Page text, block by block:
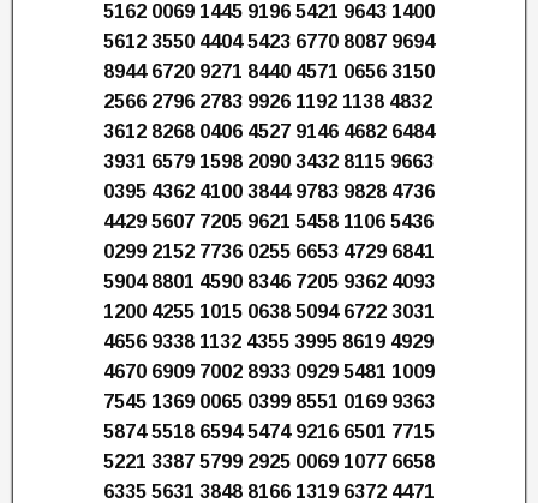
5162 0069 1445 9196 5421 9643 1400
5612 3550 4404 5423 6770 8087 9694
8944 6720 9271 8440 4571 0656 3150
2566 2796 2783 9926 1192 1138 4832
3612 8268 0406 4527 9146 4682 6484
3931 6579 1598 2090 3432 8115 9663
0395 4362 4100 3844 9783 9828 4736
4429 5607 7205 9621 5458 1106 5436
0299 2152 7736 0255 6653 4729 6841
5904 8801 4590 8346 7205 9362 4093
1200 4255 1015 0638 5094 6722 3031
4656 9338 1132 4355 3995 8619 4929
4670 6909 7002 8933 0929 5481 1009
7545 1369 0065 0399 8551 0169 9363
5874 5518 6594 5474 9216 6501 7715
5221 3387 5799 2925 0069 1077 6658
6335 5631 3848 8166 1319 6372 4471